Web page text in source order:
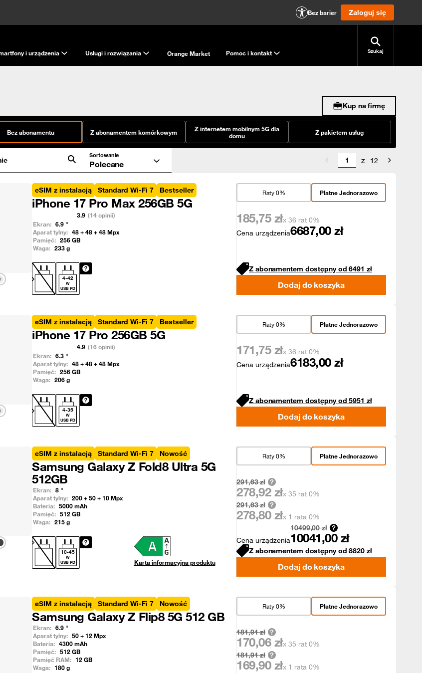
Bez barier Zaloguj się
i urządzenia Usługi i rozwiązania Orange Market Pomoc i kontakt Szukaj
Kup na firmę
Bez abonamentu Z abonamentem komórkowym
Z internetem mobilnym 5G dla
domu
Z pakietem usług
Sortowanie
Polecane z 12
Pokaż następny
eSIM z instalacją Standard Wi-Fi 7 Bestseller
iPhone 17 Pro Max 256GB 5G
3.9 (14 opinii)
Ekran: 6.9 "
Aparat tylny: 48 + 48 + 48Mpx
Pamięć: 256GB
Waga: 233g
4-42
W
USB PD
Płatne Jednorazowo
Raty 0%
Cena urządzenia6687,00 zł
185,75 złx 36 rat 0%
Z abonamentem dostępny od 6491 zł
Dodaj do koszyka
Pokaż następny
eSIM z instalacją Standard Wi-Fi 7 Bestseller
iPhone 17 Pro 256GB 5G
4.9 (16 opinii)
Ekran: 6.3 "
Aparat tylny: 48 + 48 + 48Mpx
Pamięć: 256GB
Waga: 206g
4-35
W
USB PD
Płatne Jednorazowo
Raty 0%
Cena urządzenia6183,00 zł
171,75 złx 36 rat 0%
Z abonamentem dostępny od 5951 zł
Dodaj do koszyka
Pokaż następny
eSIM z instalacją Standard Wi-Fi 7 Nowość
Samsung Galaxy Z Fold8 Ultra 5G
512GB
Ekran: 8 "
Aparat tylny: 200 + 50 + 10Mpx
Bateria: 5000mAh
Pamięć: 512GB
Waga: 215g
10-45
W
USB PD
Karta informacyjna produktu
Płatne Jednorazowo
Raty 0%
Cena urządzenia
10499,00 zł
10041,00 zł
291,63 zł
278,92 złx 35 rat 0%
291,63 zł
278,80 złx 1 rata 0%
Z abonamentem dostępny od 8820 zł
Dodaj do koszyka
eSIM z instalacją Standard Wi-Fi 7 Nowość
Samsung Galaxy Z Flip8 5G 512 GB
Ekran: 6.9 "
Aparat tylny: 50 + 12Mpx
Bateria: 4300mAh
Pamięć: 512GB
Pamięć RAM: 12GB
Waga: 180g
Płatne Jednorazowo
Raty 0%
181,91 zł
170,06 złx 35 rat 0%
181,91 zł
169,90 złx 1 rata 0%